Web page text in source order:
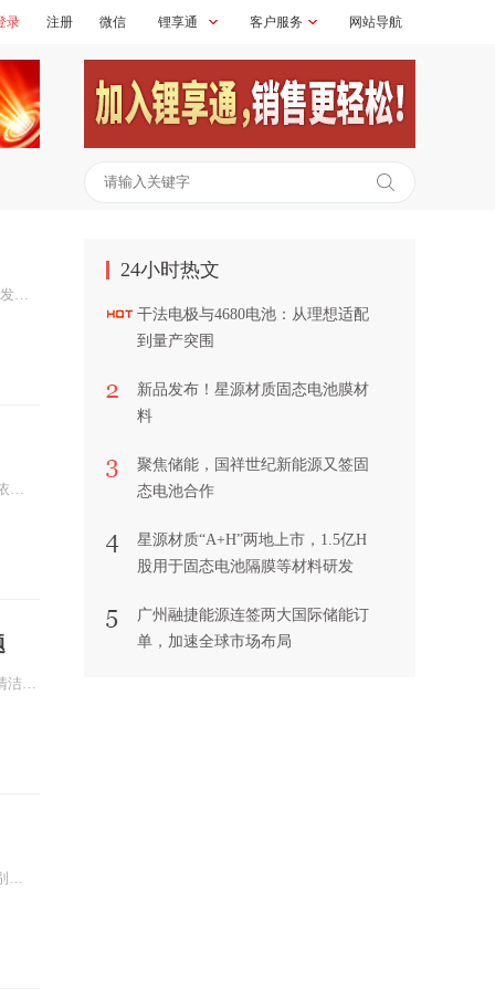
录 注册 微信 锂享通 客户服务 网站导航
6月17日，厦门大学材料学院彭栋梁、谢清水团队联合美国西北大学李坚涛博士，在《Nature》期刊上发表研究成果，提出了一种高效快速的化成策略，旨在破解富锂锰基正极材料高容量与长循环性能难以兼顾的难题，为基于富锂层状氧化物正极的锂电池实际应用提供了理论依据和技术路径。锂离子电池的化成工艺对电池性能和制...
1月8日，中国科学技术大学马骋教授团队针对全固态电池在循环时因为需要维持良好界面接触而过于依赖外部压力、难以实际应用的问题提出了一种低成本的解决方案——一种新型氧氯化物固态电解质1.4Li2O-0.75ZrCl4-0.25AlCl3（LZACO）。该成果以“Mechanically complian...
10月8日，中国科学院物理研究所发布消息称，中国科学院物理研究所/北京凝聚态物理国家研究中心清洁能源（E01组）黄学杰研究员课题组全固态金属锂电池固-固界面接触研究取得新进展。全固态金属锂电池因高安全性和能量密度双重优势潜力，被视为下一代储能器件突破的重要方向，解决固-固界面动态接触问题是推进工程化...
全固态电池是采用固态电极和固态电解质的电池。固态电池的正极材料与液态电解质电池没有太大差别，负极材料主要选用金属锂、锂合金或硅基负极等。与液态锂离子电池不同，固态电池中的固态电解质替代了液态锂离子电池的液态电解质和隔膜，其核心即是开发具有高机械性能、高离子电导率、优异电化学和热稳定性、以及与电极材料...
24小时热文
干法电极与4680电池：从理想适配
到量产突围
新品发布！星源材质固态电池膜材
料
聚焦储能，国祥世纪新能源又签固
态电池合作
星源材质“A+H”两地上市，1.5亿H
股用于固态电池隔膜等材料研发
广州融捷能源连签两大国际储能订
单，加速全球市场布局